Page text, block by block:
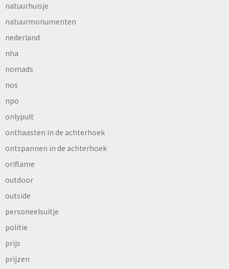
natuurhuisje
natuurmonumenten
nederland
nha
nomads
nos
npo
onlypult
onthaasten in de achterhoek
ontspannen in de achterhoek
oriflame
outdoor
outside
personeelsuitje
politie
prijs
prijzen